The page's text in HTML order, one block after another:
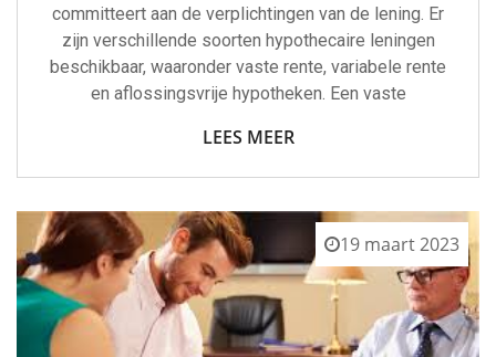
committeert aan de verplichtingen van de lening. Er
zijn verschillende soorten hypothecaire leningen
beschikbaar, waaronder vaste rente, variabele rente
en aflossingsvrije hypotheken. Een vaste
LEES MEER
19 maart 2023